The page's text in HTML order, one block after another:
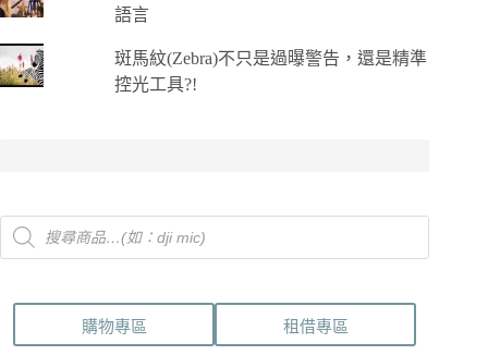
語言
斑馬紋(Zebra)不只是過曝警告，還是精準
控光工具?!
Products
search
購物專區 租借專區